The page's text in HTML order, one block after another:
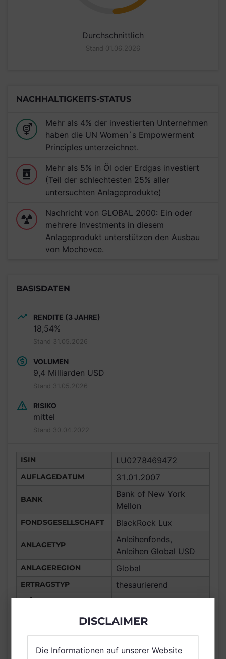
Durchschnittlich
Stand 01.06.2026
NACHHALTIGKEITS-STATUS
Mehr als 4% der investierten Unternehmen
haben die UN Women´s Empowerment
Principles unterzeichnet.
Mehr als 5% in Öl oder Erdgas investiert
(Teil der schlechtesten 25% aller
untersuchten Anlageprodukte)
Nachricht von GLOBAL 2000: Ein oder
mehrere Investments in diesem
Anlageprodukt unterstützen den Ausbau
von Mochovce.
BASISDATEN
RENDITE (3 JAHRE)
18,54%
Stand 31.05.2026
VOLUMEN
9,4 Milliarden USD
Stand 31.05.2026
RISIKO
mittel
Stand 30.04.2022
ISIN LU0278469472
AUFLAGEDATUM 31.01.2007
BANK
Bank of New York
Mellon
FONDSGESELLSCHAFT BlackRock Lux
ANLAGETYP
Anleihenfonds,
Anleihen Global USD
ANLAGEREGION Global
ERTRAGSTYP thesaurierend
WÄHRUNG
USD
Portugal, Tschechien,
Deutschland, Spanien,
DISCLAIMER
Die Informationen auf unserer Website